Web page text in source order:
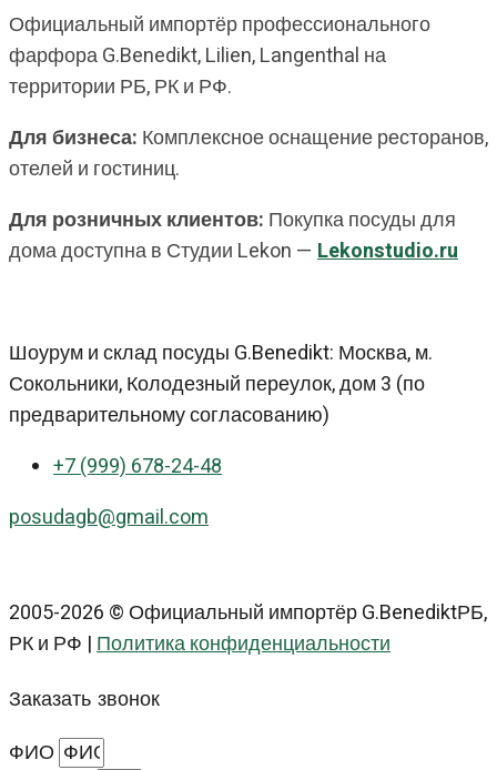
Официальный импортёр профессионального
фарфора G.Benedikt, Lilien, Langenthal на
территории РБ, РК и РФ.
Для бизнеса: Комплексное оснащение ресторанов,
отелей и гостиниц.
Для розничных клиентов: Покупка посуды для
дома доступна в Студии Lekon — Lekonstudio.ru
Шоурум и склад посуды G.Benedikt: Москва, м.
Сокольники, Колодезный переулок, дом 3 (по
предварительному согласованию)
+7 (999) 678-24-48
posudagb@gmail.com
2005-2026 © Официальный импортёр G.BenediktРБ,
РК и РФ |Политика конфиденциальности
Заказать звонок
ФИО